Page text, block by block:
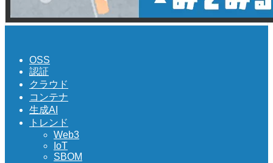
OSS
認証
クラウド
コンテナ
生成AI
トレンド
Web3
IoT
SBOM